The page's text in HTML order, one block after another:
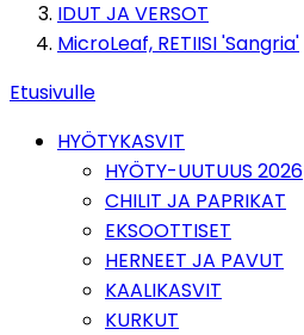
IDUT JA VERSOT
MicroLeaf, RETIISI 'Sangria'
Etusivulle
HYÖTYKASVIT
HYÖTY-UUTUUS 2026
CHILIT JA PAPRIKAT
EKSOOTTISET
HERNEET JA PAVUT
KAALIKASVIT
KURKUT